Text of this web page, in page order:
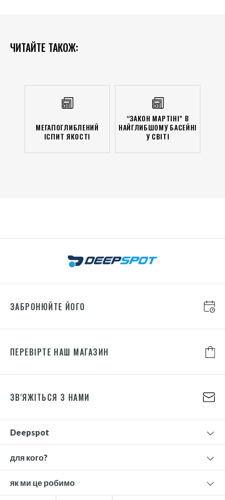
ЧИТАЙТЕ ТАКОЖ:
МЕГАПОГЛИБЛЕНИЙ
ІСПИТ ЯКОСТІ
“ЗАКОН МАРТІНІ” В
НАЙГЛИБШОМУ БАСЕЙНІ
У СВІТІ
ЗАБРОНЮЙТЕ ЙОГО
ПЕРЕВІРТЕ НАШ МАГАЗИН
ЗВ'ЯЖІТЬСЯ З НАМИ
Deepspot
для кого?
як ми це робимо